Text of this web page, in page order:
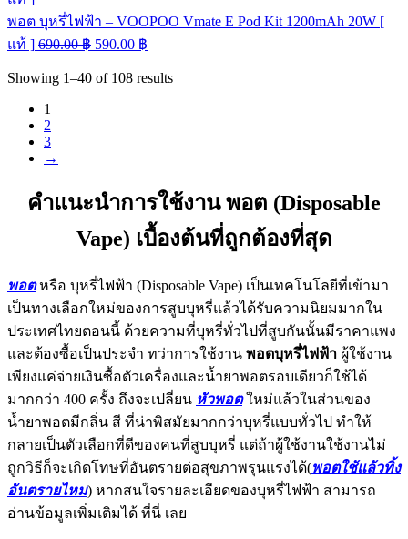
พอต บุหรี่ไฟฟ้า – VOOPOO Vmate E Pod Kit 1200mAh 20W [
แท้ ] 690.00฿ 590.00 ฿
Showing 1–40 of 108 results
1
2
3
→
คำแนะนำการใช้งาน พอต (Disposable
Vape) เบื้องต้นที่ถูกต้องที่สุด
พอตหรือ บุหรี่ไฟฟ้า (Disposable Vape) เป็นเทคโนโลยีที่เข้ามา
เป็นทางเลือกใหม่ของการสูบบุหรี่แล้วได้รับความนิยมมากใน
ประเทศไทยตอนนี้ ด้วยความที่บุหรี่ทั่วไปที่สูบกันนั้นมีราคาแพง
และต้องซื้อเป็นประจำ ทว่าการใช้งาน พอตบุหรี่ไฟฟ้า ผู้ใช้งาน
เพียงแค่จ่ายเงินซื้อตัวเครื่องและน้ำยาพอตรอบเดียวก็ใช้ได้
มากกว่า 400 ครั้ง ถึงจะเปลี่ยน หัวพอตใหม่แล้วในส่วนของ
น้ำยาพอตมีกลิ่น สี ที่น่าพิสมัยมากกว่าบุหรี่แบบทั่วไป ทำให้
กลายเป็นตัวเลือกที่ดีของคนที่สูบบุหรี่ แต่ถ้าผู้ใช้งานใช้งานไม่
ถูกวิธีก็จะเกิดโทษที่อันตรายต่อสุขภาพรุนแรงได้(พอตใช้แล้วทิ้ง
อันตรายไหม) หากสนใจรายละเอียดของบุหรี่ไฟฟ้า สามารถ
อ่านข้อมูลเพิ่มเติมได้ ที่นี่ เลย